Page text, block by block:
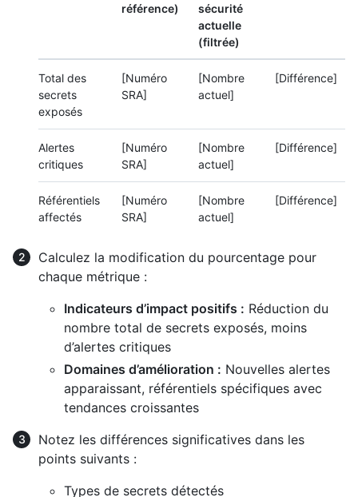
référence)
sécurité
actuelle
(filtrée)
Total des
secrets
exposés
[Numéro
SRA]
[Nombre
actuel]
[Différence]
Alertes
critiques
[Numéro
SRA]
[Nombre
actuel]
[Différence]
Référentiels
affectés
[Numéro
SRA]
[Nombre
actuel]
[Différence]
Calculez la modification du pourcentage pour
chaque métrique :
Indicateurs d’impact positifs : Réduction du
nombre total de secrets exposés, moins
d’alertes critiques
Domaines d’amélioration : Nouvelles alertes
apparaissant, référentiels spécifiques avec
tendances croissantes
Notez les différences significatives dans les
points suivants :
Types de secrets détectés